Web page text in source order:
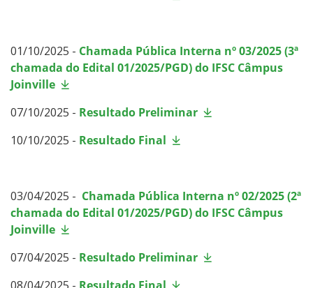
01/10/2025 - Chamada Pública Interna nº 03/2025 (3ª
chamada do Edital 01/2025/PGD) do IFSC Câmpus
Joinville
07/10/2025 - Resultado Preliminar
10/10/2025 - Resultado Final
03/04/2025 - Chamada Pública Interna nº 02/2025 (2ª
chamada do Edital 01/2025/PGD) do IFSC Câmpus
Joinville
07/04/2025 - Resultado Preliminar